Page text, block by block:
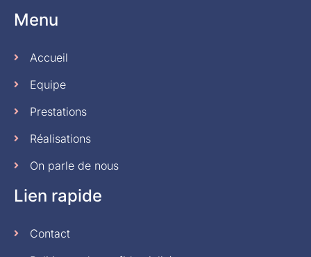
Menu
Accueil
Equipe
Prestations
Réalisations
On parle de nous
Lien rapide
Contact